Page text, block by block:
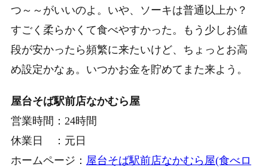
つ～～がいいのよ。いや、ソーキは普通以上か？
すごく柔らかくて食べやすかった。もう少しお値
段が安かったら頻繁に来たいけど、ちょっとお高
め設定かなぁ。いつかお金を貯めてまた来よう。
屋台そば駅前店なかむら屋
営業時間：24時間
休業日 ：元日
ホームページ： 屋台そば駅前店なかむら屋(食べロ